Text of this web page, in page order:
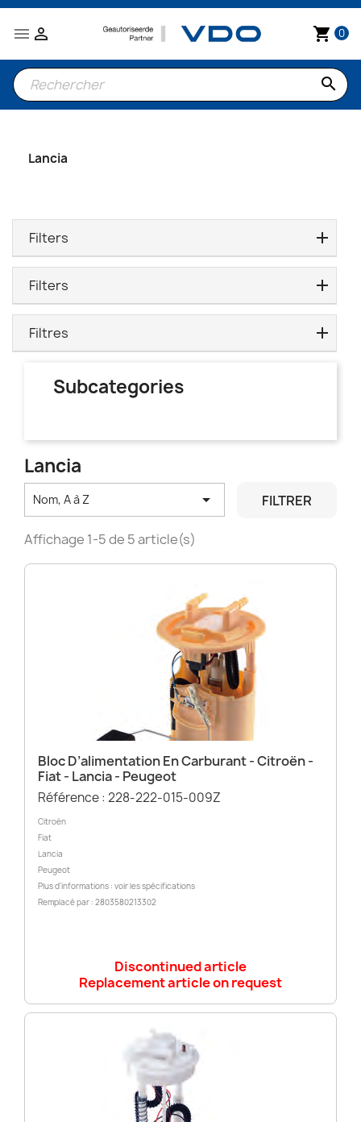
 shopping_cart 0

search
Lancia
Filters
Filters
Filtres
Subcategories
Lancia
Nom, A à Z  FILTRER
Affichage 1-5 de 5 article(s)
Bloc D’alimentation En Carburant - Citroën -
Fiat - Lancia - Peugeot
Référence : 228-222-015-009Z
Citroën
Fiat
Lancia
Peugeot
Plus d’informations : voir les spécifications
Remplacé par : 2803580213302
Discontinued article
Replacement article on request